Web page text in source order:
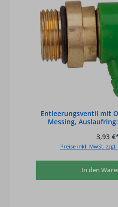
Entleerungsventil mit
Messing,
3,93
Preise inkl. MwSt.
In den